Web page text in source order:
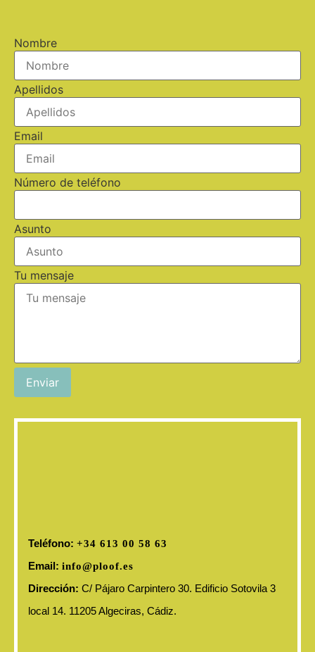
Nombre
Apellidos
Email
Número de teléfono
Asunto
Tu mensaje
Enviar
Teléfono: +34 613 00 58 63
Email: info@ploof.es
Dirección: C/ Pájaro Carpintero 30. Edificio Sotovila 3
local 14. 11205 Algeciras, Cádiz.